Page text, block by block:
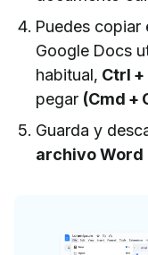
Puedes
Google Docs
habitual, Ctrl +
pegar (Cmd +
Guarda y
archivo Word